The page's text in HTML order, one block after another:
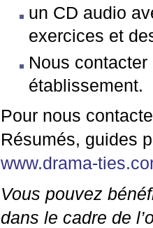
un CD audio
exercices et
Nous
établissement.
Pour nous
Résumés, guides
www.drama-
Vous pouvez
dans le cadre de